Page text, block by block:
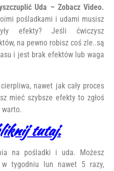
Uda – Zobacz Video.
pośladkami i udami musisz
efekty? Jeśli ćwiczysz
na pewno robisz coś zle..są
i jest brak efektów lub waga
nawet jak cały proces
mieć szybsze efekty to zgłoś
warto.
tutaj.
na pośladki i uda. Możesz
tygodniu lun nawet 5 razy,